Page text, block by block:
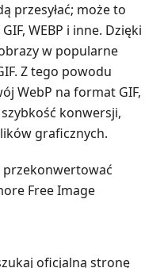
przesyłać; może to
GIF, WEBP i inne. Dzięki
w popularne
Z tego powodu
WebP na format GIF,
konwersji,
graficznych.
przekonwertować
Free Image
oficjalną stronę